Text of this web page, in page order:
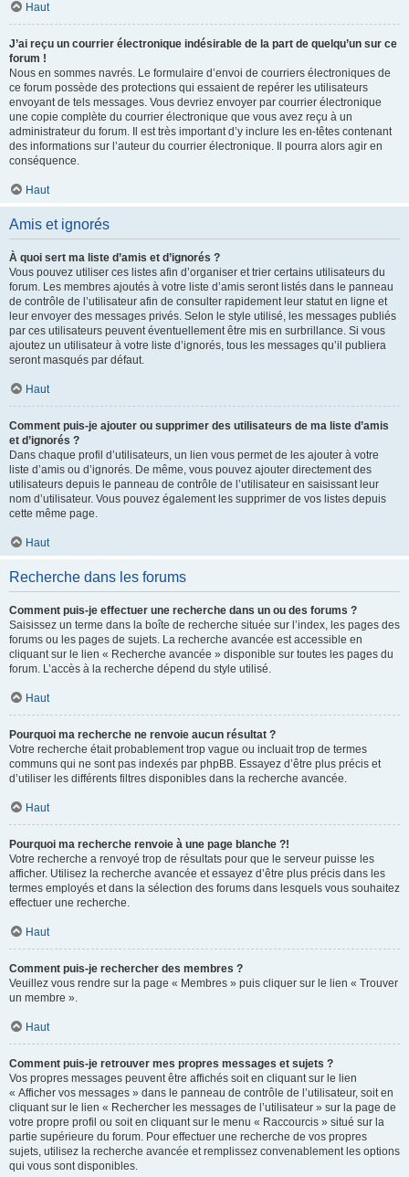
Haut
J’ai reçu un courrier électronique indésirable de la part de quelqu’un sur ce
forum !
Nous en sommes navrés. Le formulaire d’envoi de courriers électroniques de
ce forum possède des protections qui essaient de repérer les utilisateurs
envoyant de tels messages. Vous devriez envoyer par courrier électronique
une copie complète du courrier électronique que vous avez reçu à un
administrateur du forum. Il est très important d’y inclure les en-têtes contenant
des informations sur l’auteur du courrier électronique. Il pourra alors agir en
conséquence.
Haut
Amis et ignorés
À quoi sert ma liste d’amis et d’ignorés ?
Vous pouvez utiliser ces listes afin d’organiser et trier certains utilisateurs du
forum. Les membres ajoutés à votre liste d’amis seront listés dans le panneau
de contrôle de l’utilisateur afin de consulter rapidement leur statut en ligne et
leur envoyer des messages privés. Selon le style utilisé, les messages publiés
par ces utilisateurs peuvent éventuellement être mis en surbrillance. Si vous
ajoutez un utilisateur à votre liste d’ignorés, tous les messages qu’il publiera
seront masqués par défaut.
Haut
Comment puis-je ajouter ou supprimer des utilisateurs de ma liste d’amis
et d’ignorés ?
Dans chaque profil d’utilisateurs, un lien vous permet de les ajouter à votre
liste d’amis ou d’ignorés. De même, vous pouvez ajouter directement des
utilisateurs depuis le panneau de contrôle de l’utilisateur en saisissant leur
nom d’utilisateur. Vous pouvez également les supprimer de vos listes depuis
cette même page.
Haut
Recherche dans les forums
Comment puis-je effectuer une recherche dans un ou des forums ?
Saisissez un terme dans la boîte de recherche située sur l’index, les pages des
forums ou les pages de sujets. La recherche avancée est accessible en
cliquant sur le lien « Recherche avancée » disponible sur toutes les pages du
forum. L’accès à la recherche dépend du style utilisé.
Haut
Pourquoi ma recherche ne renvoie aucun résultat ?
Votre recherche était probablement trop vague ou incluait trop de termes
communs qui ne sont pas indexés par phpBB. Essayez d’être plus précis et
d’utiliser les différents filtres disponibles dans la recherche avancée.
Haut
Pourquoi ma recherche renvoie à une page blanche ?!
Votre recherche a renvoyé trop de résultats pour que le serveur puisse les
afficher. Utilisez la recherche avancée et essayez d’être plus précis dans les
termes employés et dans la sélection des forums dans lesquels vous souhaitez
effectuer une recherche.
Haut
Comment puis-je rechercher des membres ?
Veuillez vous rendre sur la page « Membres » puis cliquer sur le lien « Trouver
un membre ».
Haut
Comment puis-je retrouver mes propres messages et sujets ?
Vos propres messages peuvent être affichés soit en cliquant sur le lien
« Afficher vos messages » dans le panneau de contrôle de l’utilisateur, soit en
cliquant sur le lien « Rechercher les messages de l’utilisateur » sur la page de
votre propre profil ou soit en cliquant sur le menu « Raccourcis » situé sur la
partie supérieure du forum. Pour effectuer une recherche de vos propres
sujets, utilisez la recherche avancée et remplissez convenablement les options
qui vous sont disponibles.